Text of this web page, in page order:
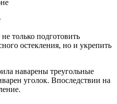
только подготовить
остекления, но и укрепить
наварены треугольные
уголок. Впоследствии на